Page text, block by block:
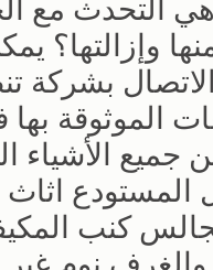
التحدث مع
وإزالتها؟
بشركة
الموثوقة
جميع الأشياء
المستودع
كنب